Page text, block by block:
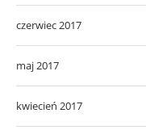
czerwiec 2017
maj 2017
kwiecień 2017